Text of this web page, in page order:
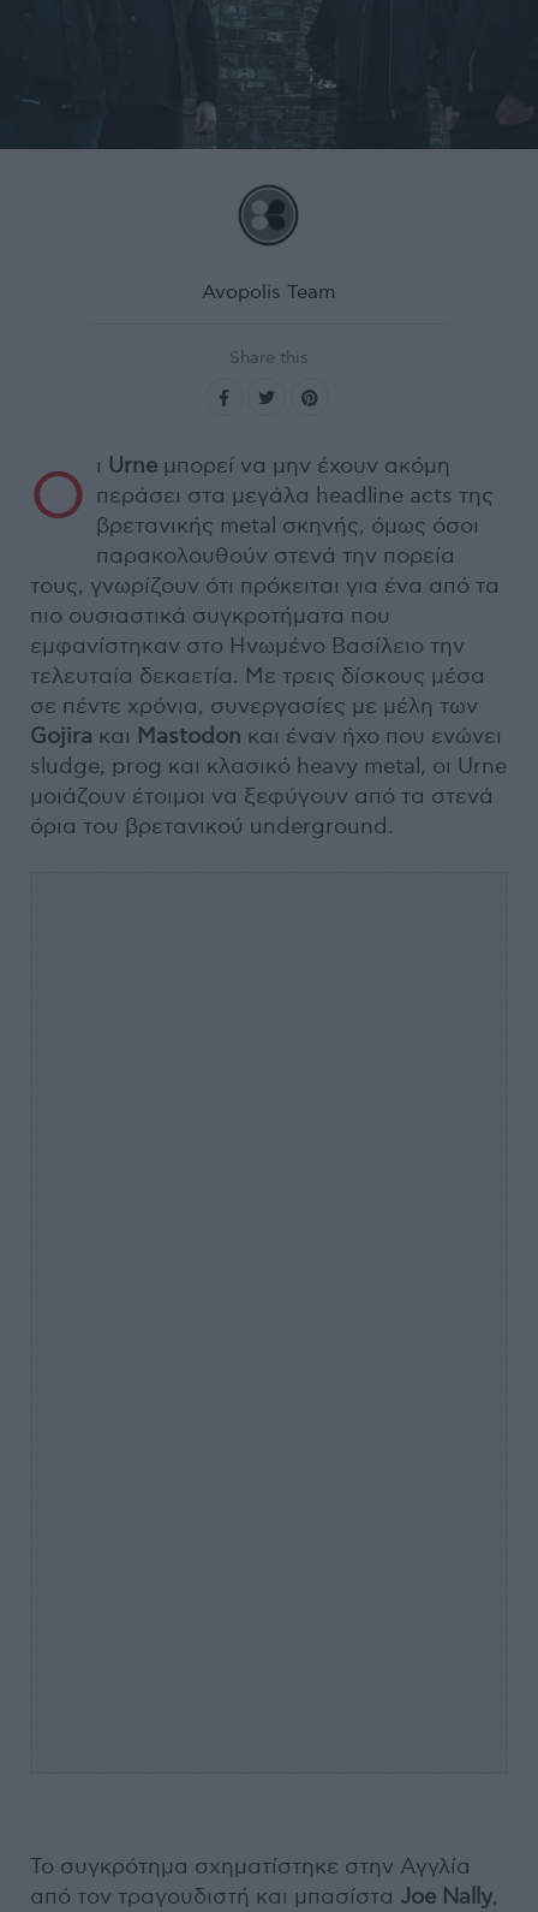
Avopolis Team
Share this
Ο ι Urne μπορεί να μην έχουν ακόμη
περάσει στα μεγάλα headline acts της
βρετανικής metal σκηνής, όμως όσοι
παρακολουθούν στενά την πορεία
τους, γνωρίζουν ότι πρόκειται για ένα από τα
πιο ουσιαστικά συγκροτήματα που
εμφανίστηκαν στο Ηνωμένο Βασίλειο την
τελευταία δεκαετία. Με τρεις δίσκους μέσα
σε πέντε χρόνια, συνεργασίες με μέλη των
Gojira και Mastodon και έναν ήχο που ενώνει
sludge, prog και κλασικό heavy metal, οι Urne
μοιάζουν έτοιμοι να ξεφύγουν από τα στενά
όρια του βρετανικού underground.
Το συγκρότημα σχηματίστηκε στην Αγγλία
από τον τραγουδιστή και μπασίστα Joe Nally,